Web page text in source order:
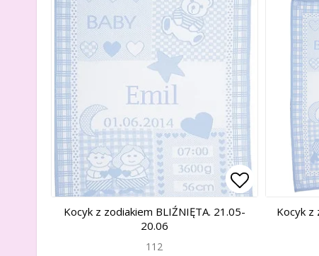
Add to
Add to
Kocyk z zodiakiem BLIŹNIĘTA. 21.05-
20.06
112
Kocyk z